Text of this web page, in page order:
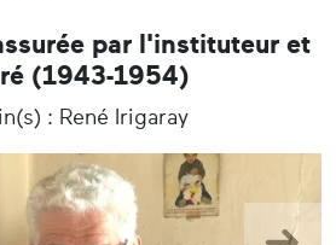
par l'instituteur et
(1943-1954)
: René Irigaray